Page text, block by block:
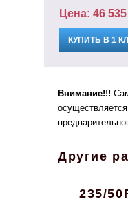
Цена: 46 535
КУПИТЬ В 1
Внимание!!!
Другие
235/